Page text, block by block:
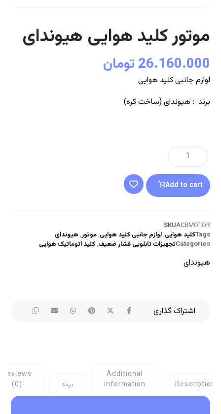
موتور کلید هوایی هیوندای
26.160.000 تومان
لوازم جانبی کلید هوایی
برند : هیوندای (ساخت کره)
Add to cart
SKUACBMOTOR
Tagsکلید هوایی,لوازم جانبی کلید هوایی,موتور, هیوندای
Categoriesتجهیزات تابلویی فشار ضعیف,کلید اتوماتیک هوایی
هیوندای
Description
Additional
information
برند
Reviews
(0)